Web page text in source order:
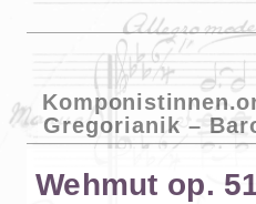
Gregorianik –
Wehmut op.